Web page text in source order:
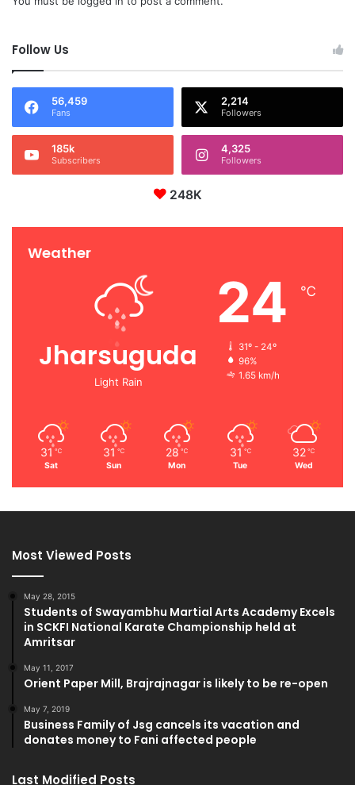
Follow Us
56,459
Fans
2,214
Followers
185k
Subscribers
4,325
Followers
248K
Weather
Jharsuguda
Light Rain
24 ℃
31º - 24º
96%
1.65 km/h
31 ℃
Sat
31 ℃
Sun
28 ℃
Mon
31 ℃
Tue
32 ℃
Wed
Most Viewed Posts
May 28, 2015
Students of Swayambhu Martial Arts Academy Excels
in SCKFI National Karate Championship held at
Amritsar
May 11, 2017
Orient Paper Mill, Brajrajnagar is likely to be re-open
May 7, 2019
Business Family of Jsg cancels its vacation and
donates money to Fani affected people
Last Modified Posts